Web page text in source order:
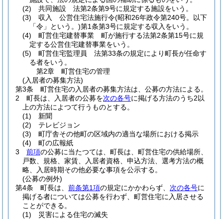
(2)
共同施設 法第2条第9号に規定する施設をいう。
(3)
収入 公営住宅法施行令(昭和26年政令第240号。以下
「令」という。)第1条第3号に規定する収入をいう。
(4)
町営住宅建替事業 町が施行する法第2条第15号に規
定する公営住宅建替事業をいう。
(5)
町営住宅監理員 法第33条の規定により町長が任命す
る者をいう。
第2章
町営住宅の管理
(入居者の募集方法)
第3条
町営住宅の入居者の募集方法は、公募の方法による。
2
町長は、入居者の公募を次の各号に掲げる方法のうち2以
上の方法によつて行うものとする。
(1)
新聞
(2)
テレビジョン
(3)
町庁舎その他町の区域内の適当な場所における掲示
(4)
町の広報紙
3
前項の公募に当たつては、町長は、町営住宅の供給場所、
戸数、規格、家賃、入居者資格、申込方法、選考方法の概
略、入居時期その他必要な事項を公示する。
(公募の例外)
第4条
町長は、 前条第1項の規定にかかわらず、 次の各号に
掲げる者については公募を行わず、町営住宅に入居させる
ことができる。
(1)
災害による住宅の滅失